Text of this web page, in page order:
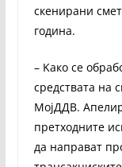
скенирани
година.
– Kако се
средствата на
МојДДВ.
претходните
да направат